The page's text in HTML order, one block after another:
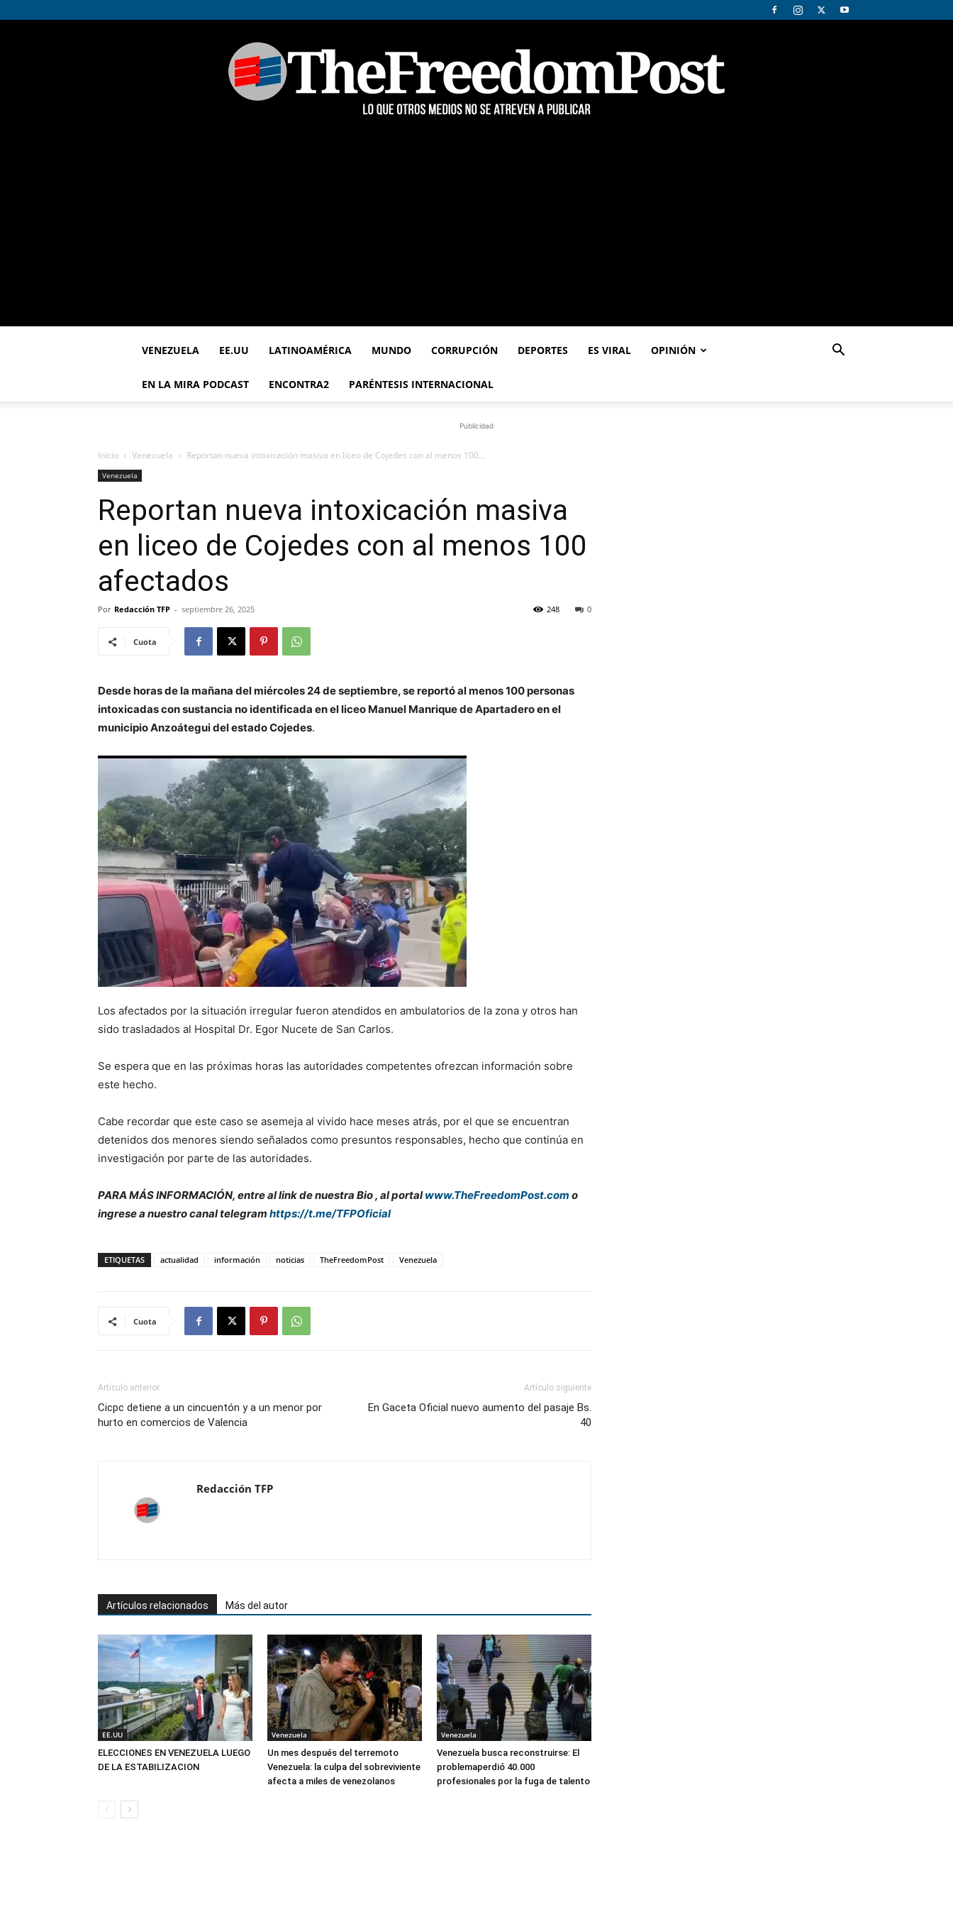
VENEZUELA EE.UU LATINOAMÉRICA MUNDO CORRUPCIÓN DEPORTES ES VIRAL OPINIÓN
EN LA MIRA PODCAST ENCONTRA2 PARÉNTESIS INTERNACIONAL
Publicidad
Inicio Venezuela Reportan nueva intoxicación masiva en liceo de Cojedes con al menos 100...
Venezuela
Reportan nueva intoxicación masiva
en liceo de Cojedes con al menos 100
afectados
Por Redacción TFP - septiembre 26, 2025 0
248
Cuota
Desde horas de la mañana del miércoles 24 de septiembre, se reportó al menos 100 personas
intoxicadas con sustancia no identificada en el liceo Manuel Manrique de Apartadero en el
municipio Anzoátegui del estado Cojedes.
Los afectados por la situación irregular fueron atendidos en ambulatorios de la zona y otros han
sido trasladados al Hospital Dr. Egor Nucete de San Carlos.
Se espera que en las próximas horas las autoridades competentes ofrezcan información sobre
este hecho.
Cabe recordar que este caso se asemeja al vivido hace meses atrás, por el que se encuentran
detenidos dos menores siendo señalados como presuntos responsables, hecho que continúa en
investigación por parte de las autoridades.
PARA MÁS INFORMACIÓN, entre al link de nuestra Bio , al portalwww.TheFreedomPost.com o
ingrese a nuestro canal telegram https://t.me/TFPOficial
ETIQUETAS actualidad información noticias TheFreedomPost Venezuela
Cuota
Artículo anterior
Cicpc detiene a un cincuentón y a un menor por
hurto en comercios de Valencia
Artículo siguiente
En Gaceta Oficial nuevo aumento del pasaje Bs.
40
Redacción TFP
Artículos relacionados Más del autor
EE.UU
ELECCIONES EN VENEZUELA LUEGO
DE LA ESTABILIZACION
Venezuela
Un mes después del terremoto
Venezuela: la culpa del sobreviviente
afecta a miles de venezolanos
Venezuela
Venezuela busca reconstruirse: El
problemaperdió 40.000
profesionales por la fuga de talento